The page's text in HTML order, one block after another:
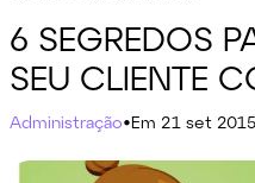
6 SEGREDOS
SEU CLIENTE
Administração•Em 21 set 2015